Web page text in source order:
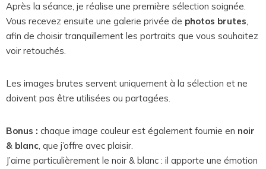
Après la séance, je réalise une première sélection soignée.
Vous recevez ensuite une galerie privée de photos brutes,
afin de choisir tranquillement les portraits que vous souhaitez
voir retouchés.
Les images brutes servent uniquement à la sélection et ne
doivent pas être utilisées ou partagées.
Bonus : chaque image couleur est également fournie en noir
& blanc, que j’offre avec plaisir.
J’aime particulièrement le noir & blanc : il apporte une émotion